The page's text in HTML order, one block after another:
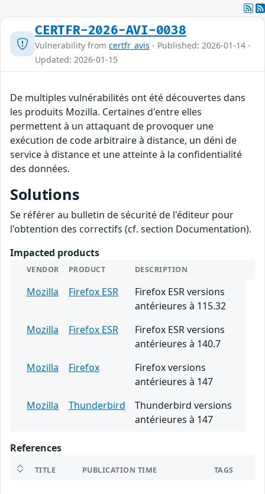
CERTFR-2026-AVI-0038
Vulnerability from certfr_avis - Published: 2026-01-14 -
Updated: 2026-01-15
De multiples vulnérabilités ont été découvertes dans
les produits Mozilla. Certaines d'entre elles
permettent à un attaquant de provoquer une
exécution de code arbitraire à distance, un déni de
service à distance et une atteinte à la confidentialité
des données.
Solutions
Se référer au bulletin de sécurité de l'éditeur pour
l'obtention des correctifs (cf. section Documentation).
Impacted products
VENDOR PRODUCT DESCRIPTION
Mozilla Firefox ESR
Firefox ESR versions
antérieures à 115.32
Mozilla
Firefox ESR
Firefox ESR versions
antérieures à 140.7
Mozilla
Firefox
Firefox versions
antérieures à 147
Mozilla
Thunderbird
Thunderbird versions
antérieures à 147
References
TITLE PUBLICATION TIME TAGS